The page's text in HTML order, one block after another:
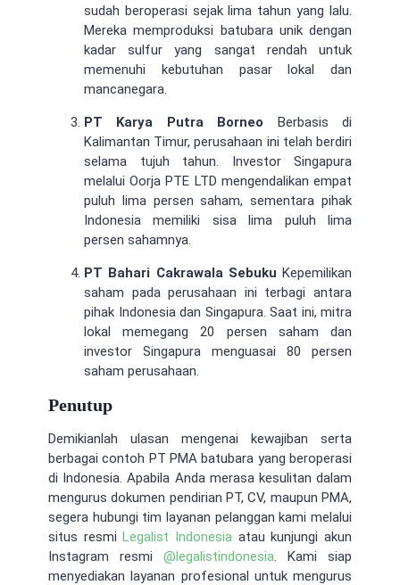
sudah beroperasi sejak lima tahun yang lalu.
Mereka memproduksi batubara unik dengan
kadar sulfur yang sangat rendah untuk
memenuhi kebutuhan pasar lokal dan
mancanegara.
PT Karya Putra Borneo Berbasis di
Kalimantan Timur, perusahaan ini telah berdiri
selama tujuh tahun. Investor Singapura
melalui Oorja PTE LTD mengendalikan empat
puluh lima persen saham, sementara pihak
Indonesia memiliki sisa lima puluh lima
persen sahamnya.
PT Bahari Cakrawala Sebuku Kepemilikan
saham pada perusahaan ini terbagi antara
pihak Indonesia dan Singapura. Saat ini, mitra
lokal memegang 20 persen saham dan
investor Singapura menguasai 80 persen
saham perusahaan.
Penutup
Demikianlah ulasan mengenai kewajiban serta
berbagai contoh PT PMA batubara yang beroperasi
di Indonesia. Apabila Anda merasa kesulitan dalam
mengurus dokumen pendirian PT, CV, maupun PMA,
segera hubungi tim layanan pelanggan kami melalui
situs resmiLegalist Indonesia atau kunjungi akun
Instagram resmi @legalistindonesia . Kami siap
menyediakan layanan profesional untuk mengurus